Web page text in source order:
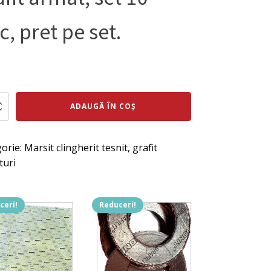
pret pe set.
ADAUGĂ ÎN COȘ
Marsit clingherit tesnit, grafit
Reduceri!